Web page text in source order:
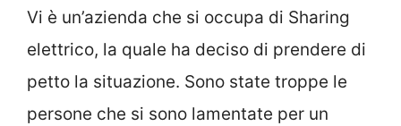
Vi è un’azienda che si occupa di Sharing
elettrico, la quale ha deciso di prendere di
petto la situazione. Sono state troppe le
persone che si sono lamentate per un